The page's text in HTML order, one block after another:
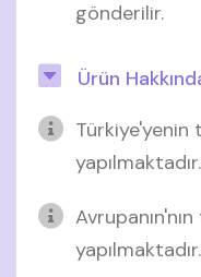
gönderilir.
Ürün
yapılmaktadır.
yapılmaktadır.